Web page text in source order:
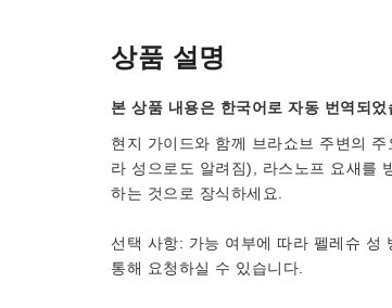
상품 설명
본 상품 내용은 한국어로 자동 번역되
현지 가이드와 함께 브라쇼브 주변의
라 성으로도 알려짐), 라스노프 요새를
하는 것으로 장식하세요.
선택 사항: 가능 여부에 따라 펠레슈 성
통해 요청하실 수 있습니다.